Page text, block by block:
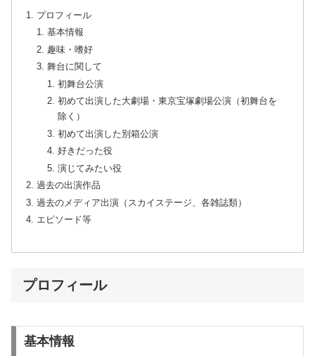
プロフィール
基本情報
趣味・嗜好
舞台に関して
初舞台公演
初めて出演した大劇場・東京宝塚劇場公演（初舞台を
除く）
初めて出演した別箱公演
好きだった役
演じてみたい役
過去の出演作品
過去のメディア出演（スカイステージ、各雑誌類）
エピソード等
プロフィール
基本情報